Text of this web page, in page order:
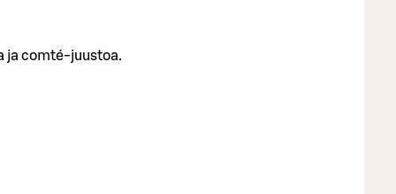
ja comté-juustoa.